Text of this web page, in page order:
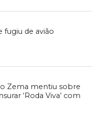
fugiu de avião
Zema mentiu sobre
‘Roda Viva’ com